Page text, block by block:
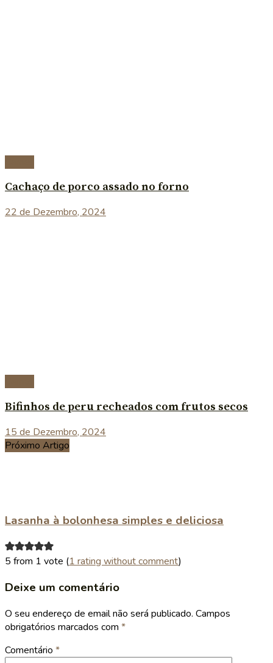
Cachaço de porco assado no forno
22 de Dezembro, 2024
Bifinhos de peru recheados com frutos secos
15 de Dezembro, 2024
Próximo Artigo
Lasanha à bolonhesa simples e deliciosa
5 from 1 vote (1 rating without comment)
Deixe um comentário
O seu endereço de email não será publicado. Campos
obrigatórios marcados com *
Comentário *